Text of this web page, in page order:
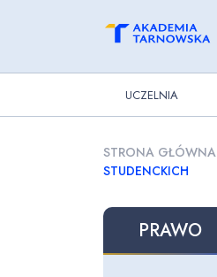
UCZELNIA
STRONA GŁÓWNA
STUDENCKICH
PRAWO